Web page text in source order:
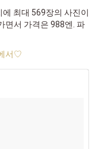
최대 569장의 사진이
면서 가격은 988엔. 파
서♡